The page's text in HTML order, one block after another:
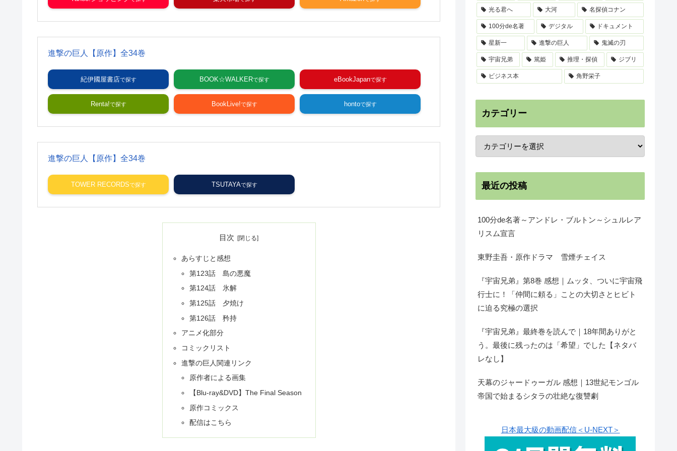
進撃の巨人【原作】全34巻
紀伊國屋書店 BOOK☆WALKER eBookJapan
Renta! BookLive! honto
進撃の巨人【原作】全34巻
TOWER RECORDS TSUTAYA
目次
あらすじと感想
第123話 島の悪魔
第124話 氷解
第125話 夕焼け
第126話 矜持
アニメ化部分
コミックリスト
進撃の巨人関連リンク
原作者による画集
【Blu-ray&DVD】The Final Season
原作コミックス
配信はこちら
光る君へ 大河 名探偵コナン
100分de名著 デジタル ドキュメント
星新一 進撃の巨人 鬼滅の刃
宇宙兄弟 篤姫 推理・探偵 ジブリ
ビジネス本 角野栄子
カテゴリー
最近の投稿
100分de名著～アンドレ・ブルトン～シュルレア
リスム宣言
東野圭吾・原作ドラマ 雪煙チェイス
『宇宙兄弟』第8巻 感想｜ムッタ、ついに宇宙飛
行士に！「仲間に頼る」ことの大切さとヒビト
に迫る究極の選択
『宇宙兄弟』最終巻を読んで｜18年間ありがと
う。最後に残ったのは「希望」でした【ネタバ
レなし】
天幕のジャードゥーガル 感想｜13世紀モンゴル
帝国で始まるシタラの壮絶な復讐劇
日本最大級の動画配信＜U-NEXT＞